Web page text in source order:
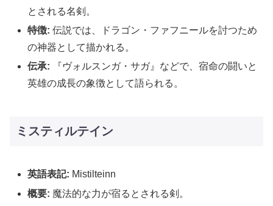
とされる名剣。
特徴: 伝説では、ドラゴン・ファフニールを討つため
の神器として描かれる。
伝承: 『ヴォルスンガ・サガ』などで、宿命の闘いと
英雄の成長の象徴として語られる。
ミスティルテイン
英語表記: Mistilteinn
概要: 魔法的な力が宿るとされる剣。